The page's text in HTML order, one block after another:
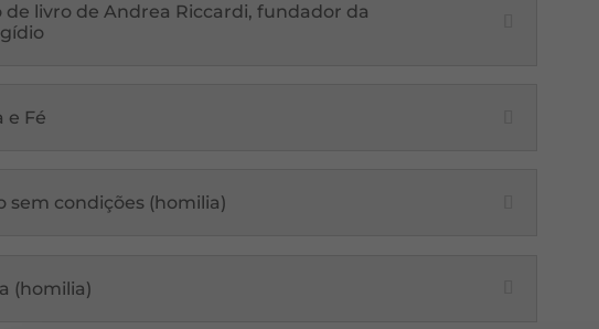
de livro de Andrea Riccardi, fundador da
e Fé
sem condições (homilia)
(homilia)